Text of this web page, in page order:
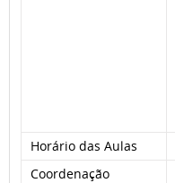
Horário das Aulas
Coordenação